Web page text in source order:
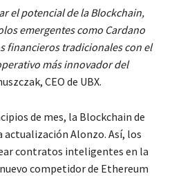
el potencial de la Blockchain,
emergentes como Cardano
financieros tradicionales con el
más innovador del
CEO de UBX.
de mes, la Blockchain de
actualización Alonzo. Así, los
contratos inteligentes en la
competidor de Ethereum